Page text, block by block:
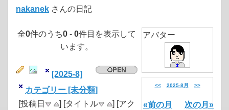
nakanek さんの日記
全0件のうち0 - 0件目を表示して
います。
[2025-8]
カテゴリー [未分類]
[投稿日
] [タイトル
] [アク
アバター
<< 2025-8月 >>
«前の月 次の月»